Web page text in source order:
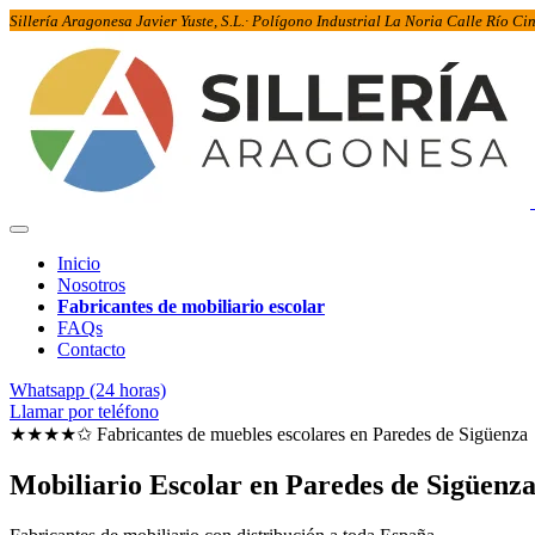
Sillería Aragonesa Javier Yuste, S.L.· Polígono Industrial La Noria Calle Río
Inicio
Nosotros
Fabricantes de mobiliario escolar
FAQs
Contacto
Whatsapp (24 horas)
Llamar por teléfono
★★★★✩ Fabricantes de muebles escolares en Paredes de Sigüenza
Mobiliario Escolar en Paredes de Sigüenza